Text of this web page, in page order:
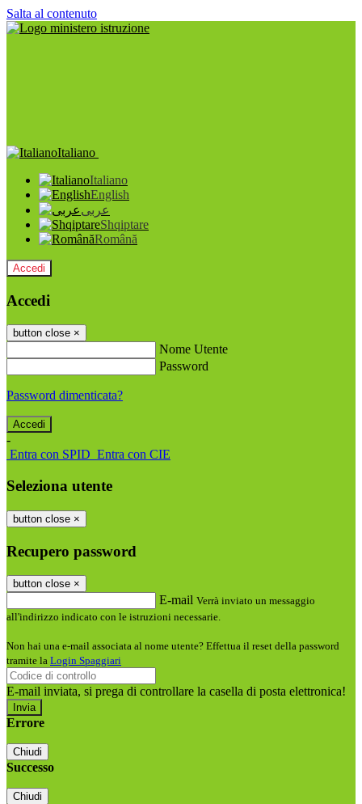
Salta al contenuto
Italiano
Italiano
English
عربى
Shqiptare
Română
Accedi
Accedi
button close ×
Nome Utente
Password
Password dimenticata?
-
Entra con SPID Entra con CIE
Seleziona utente
button close ×
Recupero password
button close ×
E-mail Verrà inviato un messaggio
all'indirizzo indicato con le istruzioni necessarie.
Non hai una e-mail associata al nome utente? Effettua il reset della password
tramite la Login Spaggiari
E-mail inviata, si prega di controllare la casella di posta elettronica!
Errore
Chiudi
Successo
Chiudi